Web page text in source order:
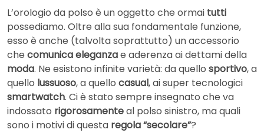
L’orologio da polso è un oggetto che ormai tutti
possediamo. Oltre alla sua fondamentale funzione,
esso è anche (talvolta soprattutto) un accessorio
che comunica eleganzae aderenza ai dettami della
moda. Ne esistono infinite varietà: da quello sportivo, a
quello lussuoso, a quello casual, ai super tecnologici
smartwatch. Ci è stato sempre insegnato che va
indossato rigorosamenteal polso sinistro, ma quali
sono i motivi di questa regola “secolare”?